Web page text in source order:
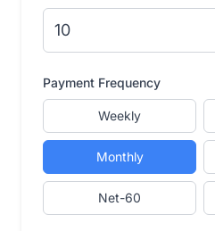
Payment Frequency
Weekly
Monthly
Net-60